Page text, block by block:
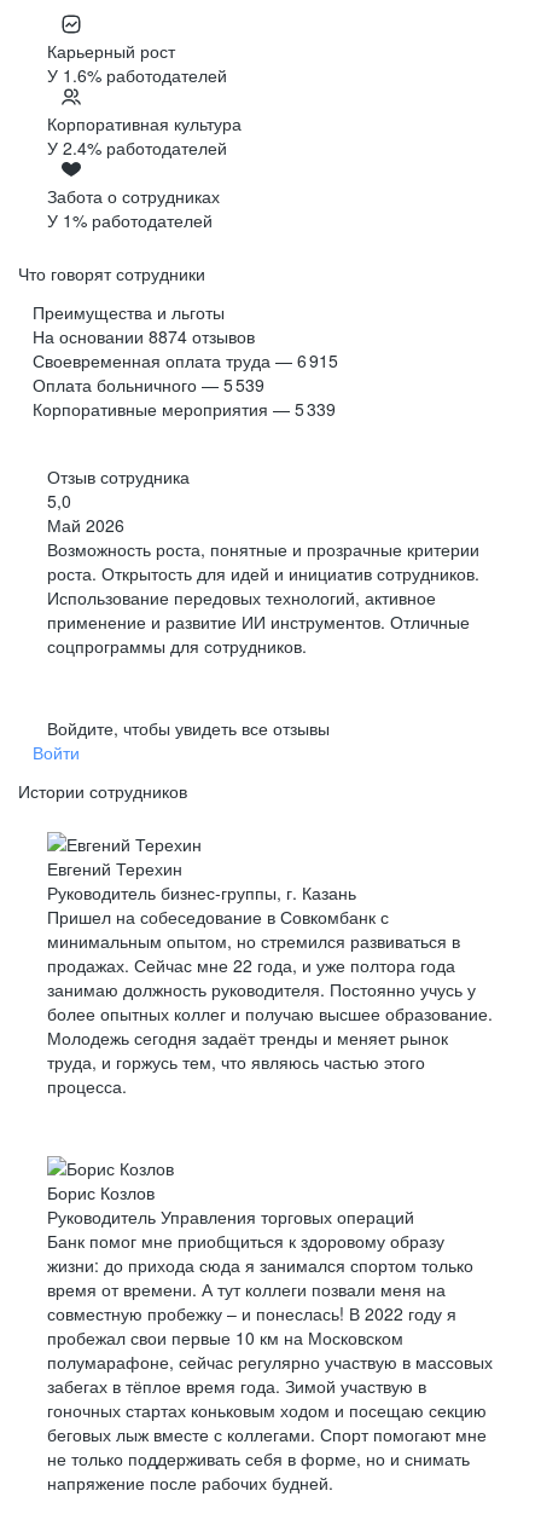
Карьерный рост
У 1.6% работодателей
Корпоративная культура
У 2.4% работодателей
Забота о сотрудниках
У 1% работодателей
Что говорят сотрудники
Преимущества и льготы
На основании 8874 отзывов
Своевременная оплата труда — 6 915
Оплата больничного — 5 539
Корпоративные мероприятия — 5 339
Отзыв сотрудника
5,0
Май 2026
Возможность роста, понятные и прозрачные критерии
роста. Открытость для идей и инициатив сотрудников.
Использование передовых технологий, активное
применение и развитие ИИ инструментов. Отличные
соцпрограммы для сотрудников.
Войдите, чтобы увидеть все отзывы
Войти
Истории сотрудников
Евгений Терехин
Руководитель бизнес-группы, г. Казань
Пришел на собеседование в Совкомбанк с
минимальным опытом, но стремился развиваться в
продажах. Сейчас мне 22 года, и уже полтора года
занимаю должность руководителя. Постоянно учусь у
более опытных коллег и получаю высшее образование.
Молодежь сегодня задаёт тренды и меняет рынок
труда, и горжусь тем, что являюсь частью этого
процесса.
Борис Козлов
Руководитель Управления торговых операций
Банк помог мне приобщиться к здоровому образу
жизни: до прихода сюда я занимался спортом только
время от времени. А тут коллеги позвали меня на
совместную пробежку – и понеслась! В 2022 году я
пробежал свои первые 10 км на Московском
полумарафоне, сейчас регулярно участвую в массовых
забегах в тёплое время года. Зимой участвую в
гоночных стартах коньковым ходом и посещаю секцию
беговых лыж вместе с коллегами. Спорт помогают мне
не только поддерживать себя в форме, но и снимать
напряжение после рабочих будней.